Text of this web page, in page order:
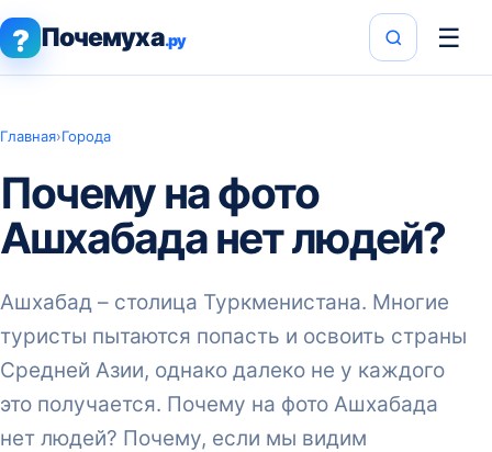
? Почемуха.ру ☰
Главная›Города
Почему на фото
Ашхабада нет людей?
Ашхабад – столица Туркменистана. Многие
туристы пытаются попасть и освоить страны
Средней Азии, однако далеко не у каждого
это получается. Почему на фото Ашхабада
нет людей? Почему, если мы видим